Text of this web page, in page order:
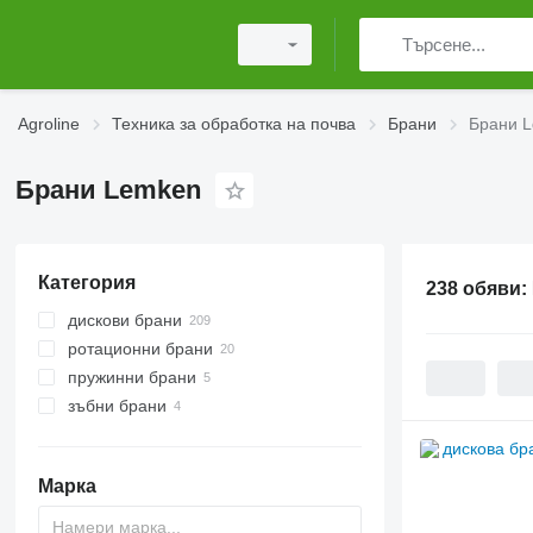
Agroline Техника за обработка на почва Брани Брани
Брани Lemken
Категория
дискови брани
ротационни брани
пружинни брани
зъбни брани
Марка
238 обяви: